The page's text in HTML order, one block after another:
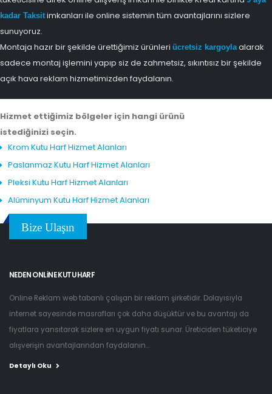
kadar Taksitimkanları ile online sistemin tüm avantajlarını sizlere
sunuyoruz.
Montaja hazır bir şekilde ürettiğimiz ürünleri ücretsiz kargoylaalarak
sadece montaj işlemini yapıp siz de zahmetsiz, sıkıntısız bir şekilde
açık hava reklam hizmetimizden faydalanın.
Hizmet ettiğimiz bölgeler için hangi ürünü
istediğinizi seçin.
Krom Kutu Harf Hizmet Alanları
Paslanmaz Kutu Harf Hizmet Alanları
Pleksi Kutu Harf Hizmet Alanları
Alüminyum Kutu Harf Hizmet Alanları
Bize Ulaşın
NEDEN ONLINE KUTU HARF
Online Reklam web tabanlı çalışan bir reklam şirketidir. Dolayısıyla
internet sayesinde masrafları çok daha düşüktür ve bu avantajı da
fiyatlara yansıtarak sizlere en uygun fiyatı sunar. Üreticiden tüketiciye
alışverişin avantajlarından faydalanın...
Detaylı Oku